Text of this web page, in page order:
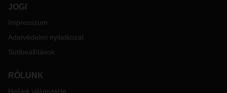
JOGI
Impresszum
Adatvédelmi nyilatkozat
Sütibeállítások
RÓLUNK
Helyek világszerte